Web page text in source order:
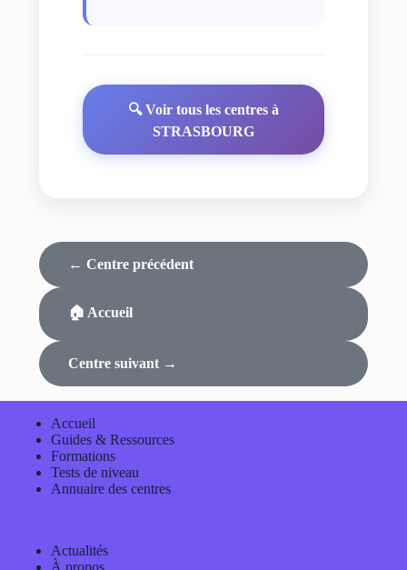
🔍 Voir tous les centres à
STRASBOURG
← Centre précédent
🏠 Accueil
Centre suivant →
Accueil
Guides & Ressources
Formations
Tests de niveau
Annuaire des centres
Actualités
À propos